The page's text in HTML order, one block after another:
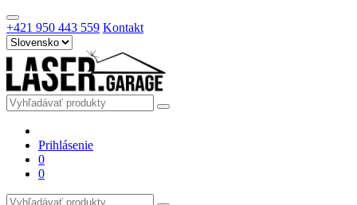
+421 950 443 559 Kontakt
Prihlásenie
0
0